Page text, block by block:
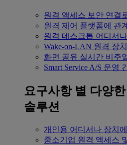
원격 액세스 보안 연결
원격 제어 플랫폼에 관
원격 데스크톱 어디서
Wake-on-LAN 원격 장
화면 공유 실시간 비주
Smart Service A/S 운영
요구사항 별 다양
솔루션
개인용 어디서나 장치
중소기업 원격 액세스